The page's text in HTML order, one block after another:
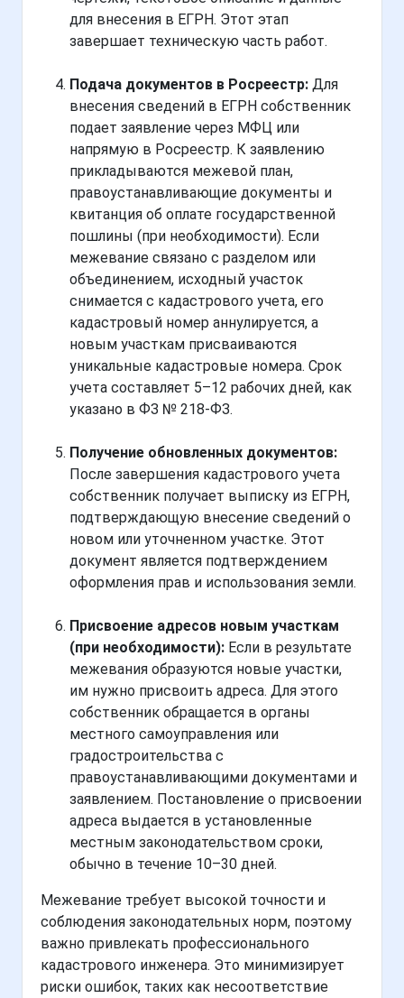
для внесения в ЕГРН. Этот этап
завершает техническую часть работ.
Подача документов в Росреестр: Для
внесения сведений в ЕГРН собственник
подает заявление через МФЦ или
напрямую в Росреестр. К заявлению
прикладываются межевой план,
правоустанавливающие документы и
квитанция об оплате государственной
пошлины (при необходимости). Если
межевание связано с разделом или
объединением, исходный участок
снимается с кадастрового учета, его
кадастровый номер аннулируется, а
новым участкам присваиваются
уникальные кадастровые номера. Срок
учета составляет 5–12 рабочих дней, как
указано в ФЗ № 218-ФЗ.
Получение обновленных документов:
После завершения кадастрового учета
собственник получает выписку из ЕГРН,
подтверждающую внесение сведений о
новом или уточненном участке. Этот
документ является подтверждением
оформления прав и использования земли.
Присвоение адресов новым участкам
(при необходимости): Если в результате
межевания образуются новые участки,
им нужно присвоить адреса. Для этого
собственник обращается в органы
местного самоуправления или
градостроительства с
правоустанавливающими документами и
заявлением. Постановление о присвоении
адреса выдается в установленные
местным законодательством сроки,
обычно в течение 10–30 дней.
Межевание требует высокой точности и
соблюдения законодательных норм, поэтому
важно привлекать профессионального
кадастрового инженера. Это минимизирует
риски ошибок, таких как несоответствие